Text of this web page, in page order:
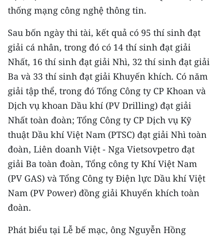
ENGLISH
中文
FRANÇAIS
РУССКИЙ
ESPAÑOL
한국어
thống mạng công nghệ thông tin.
Sau bốn ngày thi tài, kết quả có 95 thí sinh đạt
giải cá nhân, trong đó có 14 thí sinh đạt giải
Nhất, 16 thí sinh đạt giải Nhì, 32 thí sinh đạt giải
Ba và 33 thí sinh đạt giải Khuyến khích. Có năm
giải tập thể, trong đó Tổng Công ty CP Khoan và
Dịch vụ khoan Dầu khí (PV Drilling) đạt giải
Nhất toàn đoàn; Tổng Công ty CP Dịch vụ Kỹ
thuật Dầu khí Việt Nam (PTSC) đạt giải Nhì toàn
đoàn, Liên doanh Việt - Nga Vietsovpetro đạt
giải Ba toàn đoàn, Tổng công ty Khí Việt Nam
(PV GAS) và Tổng Công ty Điện lực Dầu khí Việt
Nam (PV Power) đồng giải Khuyến khích toàn
đoàn.
Phát biểu tại Lễ bế mạc, ông Nguyễn Hồng